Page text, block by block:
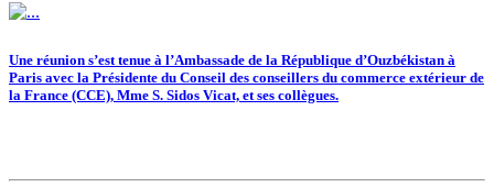
Une réunion s’est tenue à l’Ambassade de la République d’Ouzbékistan à
Paris avec la Présidente du Conseil des conseillers du commerce extérieur de
la France (CCE), Mme S. Sidos Vicat, et ses collègues.